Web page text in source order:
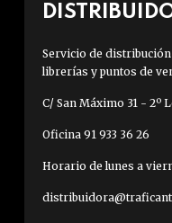
Servicio de
librerías y puntos de
C/ San Máximo 31 - 2º
Oficina 91 933 36 26
Horario de lunes a